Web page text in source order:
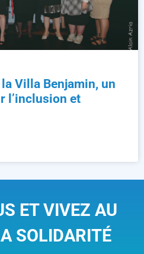
Villa Benjamin, un
l’inclusion et
ET VIVEZ AU
SOLIDARITÉ